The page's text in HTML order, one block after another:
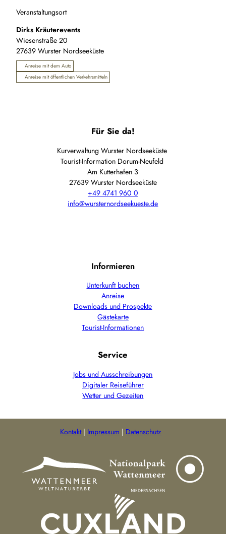
Veranstaltungsort
Dirks Kräuterevents
Wiesenstraße 20
27639 Wurster Nordseeküste
Anreise mit dem Auto
Anreise mit öffentlichen Verkehrsmitteln
Für Sie da!
Kurverwaltung Wurster Nordseeküste
Tourist-Information Dorum-Neufeld
Am Kutterhafen 3
27639 Wurster Nordseeküste
+49 4741 960 0
info@wursternordseekueste.de
Informieren
Unterkunft buchen
Anreise
Downloads und Prospekte
Gästekarte
Tourist-Informationen
Service
Jobs und Ausschreibungen
Digitaler Reiseführer
Wetter und Gezeiten
Kontakt Impressum Datenschutz